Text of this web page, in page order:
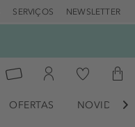
SERVIÇOS NEWSLETTER
OFERTAS 